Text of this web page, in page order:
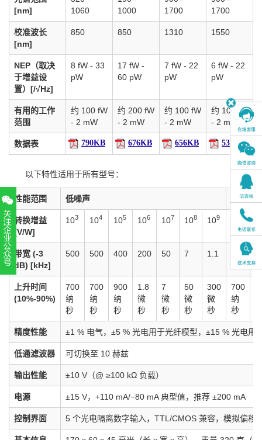
[nm]
1060
1000
1700
1700
校准波长
[nm]
850 850 1310 1550
NEP（取决
于增益设
置）[/√Hz]
8 fW - 33
pW
17 fW -
60 pW
7 fW - 22
pW
6 fW - 22
pW
有用的工作
范围
约 100 fW
- 2 mW
约 200 fW
- 2 mW
约 100 fW
- 2 mW
约 100
fW
- 2 mW
数据表 790KB 676KB 656KB 535KB
以下特性适用于所有型号：
性能范围 低噪声 高速
转换增益
[V/W]
103 104 105 106 107 108 109 5
带宽 (-3
dB) [kHz]
500 500 400 200 50 7 1.1 500
上升时间
(10%-90%)
700
纳
秒
700
纳
秒
900
纳
秒
1.8
微
秒
7
微
秒
50
微
秒
300
微
秒
700
纳
秒
精度性能 ±1 % 电气，±5 % 光电用于光纤模型，±15 % 光电用
低通滤波器 可切换至 10 赫兹
输出性能 ±10 V（@ ≥100 kΩ 负载）
电源 ±15 V，+110 mA/−80 mA 典型值，推荐 ±200 mA
控制界面 5 个光电隔离数字输入，TTL/CMOS 兼容，模拟偏移
扫一扫，关注官方账号
010-52867771